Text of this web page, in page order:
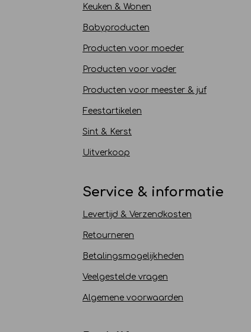
Keuken & Wonen
Babyproducten
Producten voor moeder
Producten voor vader
Producten voor meester & juf
Feestartikelen
Sint & Kerst
Uitverkoop
Service & informatie
Levertijd & Verzendkosten
Retourneren
Betalingsmogelijkheden
Veelgestelde vragen
Algemene voorwaarden